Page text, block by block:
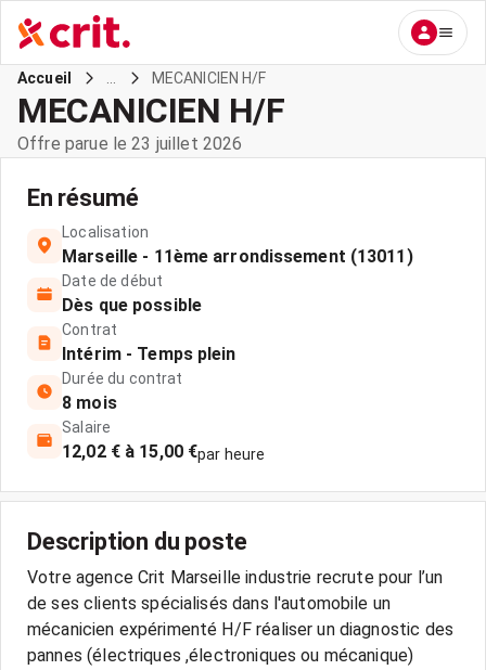
Accueil MECANICIEN H/F
MECANICIEN H/F
Offre parue le 23 juillet 2026
En résumé
Localisation
Marseille - 11ème arrondissement (13011)
Date de début
Dès que possible
Contrat
Intérim - Temps plein
Durée du contrat
8 mois
Salaire
12,02 € à 15,00 €par heure
Description du poste
Votre agence Crit Marseille industrie recrute pour l’un
de ses clients spécialisés dans l'automobile un
mécanicien expérimenté H/F réaliser un diagnostic des
pannes (électriques ,électroniques ou mécanique)